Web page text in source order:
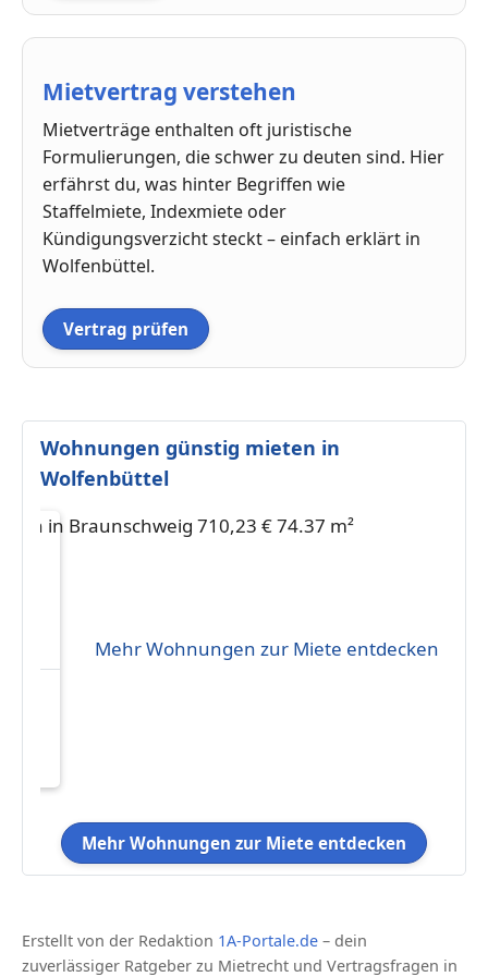
Mietvertrag verstehen
Mietverträge enthalten oft juristische
Formulierungen, die schwer zu deuten sind. Hier
erfährst du, was hinter Begriffen wie
Staffelmiete, Indexmiete oder
Kündigungsverzicht steckt – einfach erklärt in
Wolfenbüttel.
Vertrag prüfen
Wohnungen günstig mieten in
Wolfenbüttel
Mehr Wohnungen zur Miete entdecken
Mehr Wohnungen zur Miete entdecken
Erstellt von der Redaktion 1A-Portale.de – dein
zuverlässiger Ratgeber zu Mietrecht und Vertragsfragen in